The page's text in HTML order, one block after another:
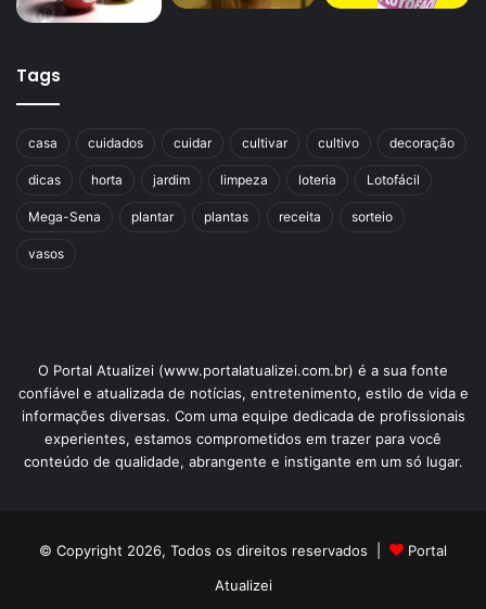
Tags
casa cuidados cuidar cultivar cultivo decoração
dicas horta jardim limpeza loteria Lotofácil
Mega-Sena plantar plantas receita sorteio
vasos
O Portal Atualizei (www.portalatualizei.com.br) é a sua fonte
confiável e atualizada de notícias, entretenimento, estilo de vida e
informações diversas. Com uma equipe dedicada de profissionais
experientes, estamos comprometidos em trazer para você
conteúdo de qualidade, abrangente e instigante em um só lugar.
© Copyright 2026, Todos os direitos reservados |
Portal
Atualizei